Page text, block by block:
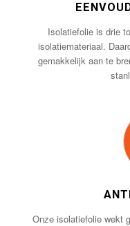
Isolatiefolie is drie
isolatiemateriaal.
gemakkelijk aan te
Onze isolatiefolie wekt